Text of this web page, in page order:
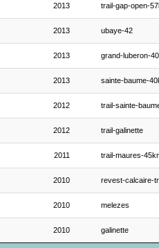
2013 trail-gap-open-
2013 ubaye-42
2013 grand-luberon-
2013 sainte-baume-
2012 trail-sainte-
2012 trail-galinette
2011 trail-maures-
2010 revest-calcaire-
2010 melezes
2010 galinette